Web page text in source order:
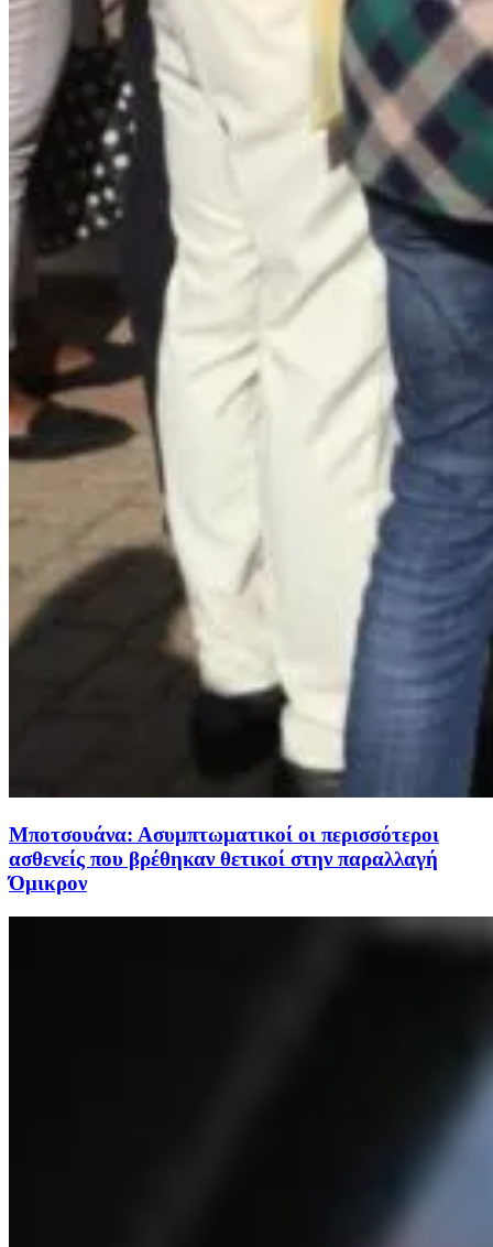
Μποτσουάνα: Ασυμπτωματικοί οι περισσότεροι
ασθενείς που βρέθηκαν θετικοί στην παραλλαγή
Όμικρον